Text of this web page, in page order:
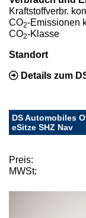
Kraftstoffverbr.
CO2-Emissionen
CO2-Klasse
Standort
Details zum
DS Automobiles
eSitze SHZ Nav
Preis:
MWSt: